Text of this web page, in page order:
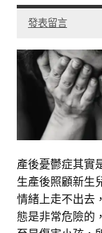
發表留言
產後憂鬱症其實
生產後照顧新生
情緒上走不出去
態是非常危險的